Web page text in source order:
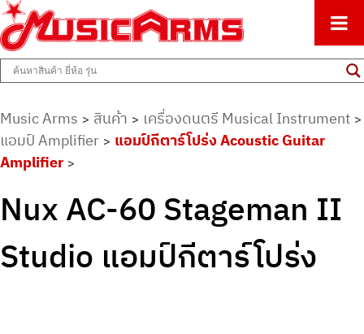
Music Arms
ศูนย์รวมครื่องดนตรีทุกชนิด ตั้งแต่เริ่มต้นถึงมืออาชีพ
Music Arms > สินค้า > เครื่องดนตรี Musical Instrument >
แอมป์ Amplifier > แอมป์กีตาร์โปร่ง Acoustic Guitar
Amplifier >
Nux AC-60 Stageman II
Studio แอมป์กีตาร์โปร่ง